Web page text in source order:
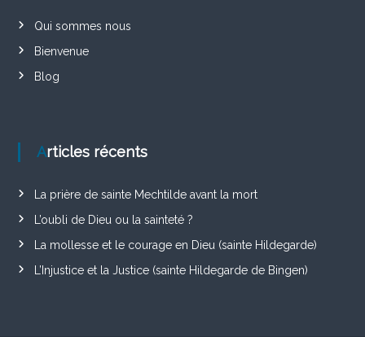
Qui sommes nous
Bienvenue
Blog
Articles récents
La prière de sainte Mechtilde avant la mort
L’oubli de Dieu ou la sainteté ?
La mollesse et le courage en Dieu (sainte Hildegarde)
L’Injustice et la Justice (sainte Hildegarde de Bingen)